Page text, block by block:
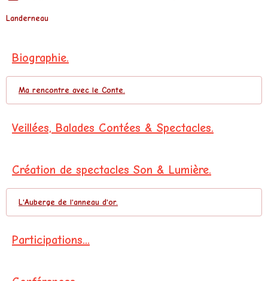
Landerneau
Biographie.
Ma rencontre avec le Conte.
Veillées, Balades Contées & Spectacles.
Création de spectacles Son & Lumière.
L'Auberge de l'anneau d'or.
Participations...